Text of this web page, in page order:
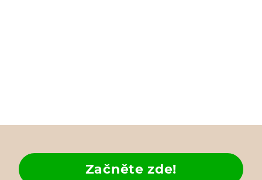
Začněte zde!